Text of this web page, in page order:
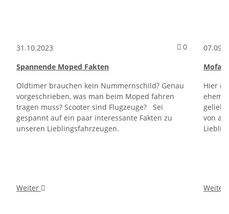
31.10.2023 0
Spannende Moped Fakten
Oldtimer brauchen kein Nummernschild? Genau
vorgeschrieben, was man beim Moped fahren
tragen muss? Scooter sind Flugzeuge? Sei
gespannt auf ein paar interessante Fakten zu
unseren Lieblingsfahrzeugen.
Weiter
Mofa
Hier
von
Weiter